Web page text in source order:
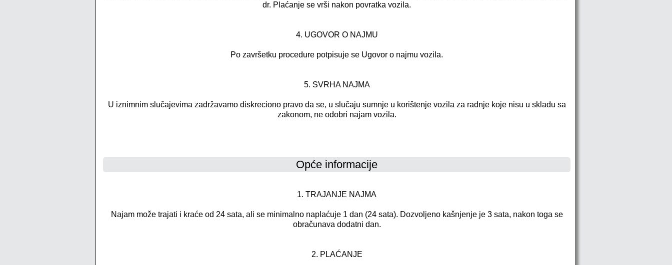
dr. Plaćanje se vrši nakon povratka vozila.
4. UGOVOR O NAJMU
Po završetku procedure potpisuje se Ugovor o najmu vozila.
5. SVRHA NAJMA
U iznimnim slučajevima zadržavamo diskreciono pravo da se, u slučaju sumnje u korištenje vozila za radnje koje nisu u skladu sa
zakonom, ne odobri najam vozila.
Opće informacije
1. TRAJANJE NAJMA
Najam može trajati i kraće od 24 sata, ali se minimalno naplaćuje 1 dan (24 sata). Dozvoljeno kašnjenje je 3 sata, nakon toga se
obračunava dodatni dan.
2. PLAĆANJE